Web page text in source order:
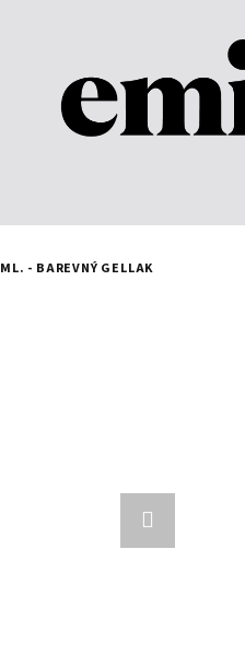
- BAREVNÝ GELLAK